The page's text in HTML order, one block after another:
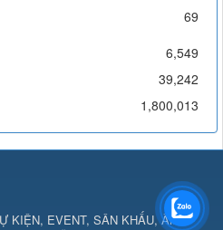
69
6,549
39,242
1,800,013
KIỆN, EVENT, SÂN KHẤU, ÂM